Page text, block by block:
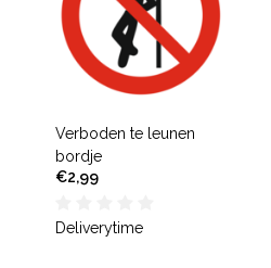
Verboden te leunen
bordje
€2,99
Deliverytime